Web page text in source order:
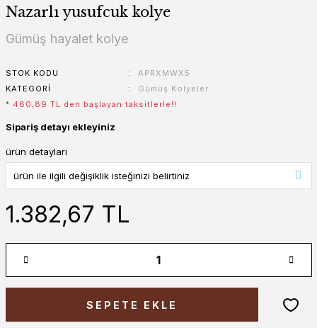
Nazarlı yusufcuk kolye
Gümüş hayalet kolye
STOK KODU
APRXMWX5
KATEGORI
Gümüş Kolyeler
* 460,89 TL den başlayan taksitlerle!!
Sipariş detayı ekleyiniz
ürün detayları
1.382,67 TL
SEPETE EKLE